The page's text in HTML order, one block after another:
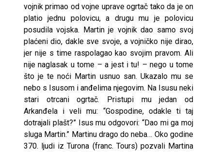
vojnik primao od vojne uprave ogrtač tako da je on
platio jednu polovicu, a drugu mu je polovicu
posudila vojska. Martin je vojnik dao samo svoj
plaćeni dio, dakle sve svoje, a vojničko nije dirao,
jer nije s time raspolagao kao svojim pravom. Ali
nije naglasak u tome – a jest i tu! – nego u tome
što je te noći Martin usnuo san. Ukazalo mu se
nebo s Isusom i anđelima njegovim. Na Isusu neki
stari otrcani ogrtač. Pristupi mu jedan od
Arkanđela i veli mu: “Gospodine, odakle ti taj
dotrajali plašt?” Isus mu odgovori: “Dao mi ga moj
sluga Martin.” Martinu drago do neba… Oko godine
370. ljudi iz Turona (franc. Tours) pozvali Martina